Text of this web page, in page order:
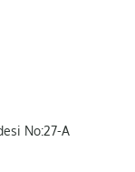
No:27-A